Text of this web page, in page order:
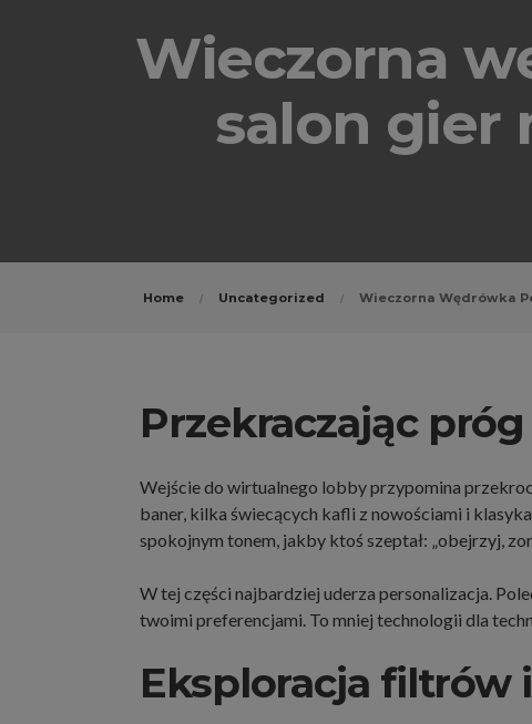
Wieczorna
salon gier
Home Uncategorized Wieczorna Wędrówka
Przekraczając
Wejście do wirtualnego lobby przypomina
baner, kilka świecących kafli z nowościami i
spokojnym tonem, jakby ktoś szeptał: „obejrzyj,
W tej części najbardziej uderza personalizacja.
twoimi preferencjami. To mniej technologii dla
Eksploracja filtrów